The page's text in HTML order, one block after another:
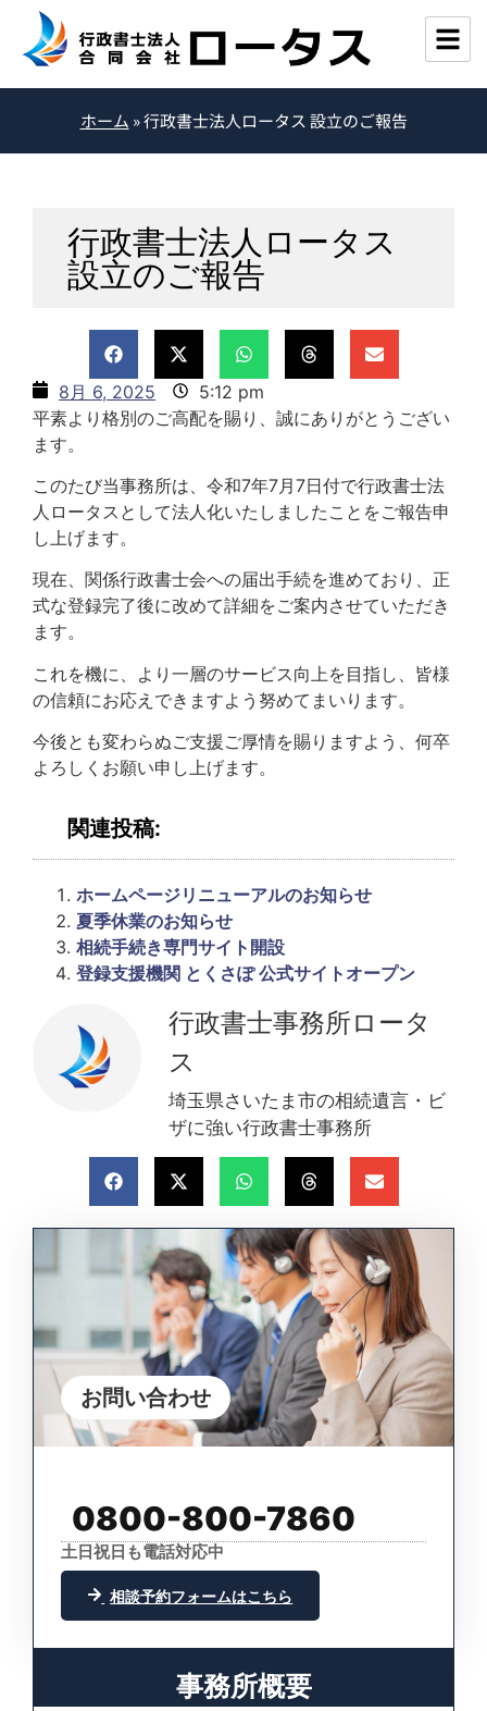
ホーム »行政書士法人ロータス 設立のご報告
お問い合わせ
0800-800-7860
土日祝日も電話対応中
相談予約フォームはこちら
事務所概要
行政書士法人ロータス
設立のご報告
8月 6, 2025
5:12 pm
平素より格別のご高配を賜り、誠にありがとうござい
ます。
このたび当事務所は、令和7年7月7日付で行政書士法
人ロータスとして法人化いたしましたことをご報告申
し上げます。
現在、関係行政書士会への届出手続を進めており、正
式な登録完了後に改めて詳細をご案内させていただき
ます。
これを機に、より一層のサービス向上を目指し、皆様
の信頼にお応えできますよう努めてまいります。
今後とも変わらぬご支援ご厚情を賜りますよう、何卒
よろしくお願い申し上げます。
関連投稿:
ホームページリニューアルのお知らせ
夏季休業のお知らせ
相続手続き専門サイト開設
登録支援機関 とくさぽ 公式サイトオープン
行政書士事務所ロータ
ス
埼玉県さいたま市の相続遺言・ビ
ザに強い行政書士事務所